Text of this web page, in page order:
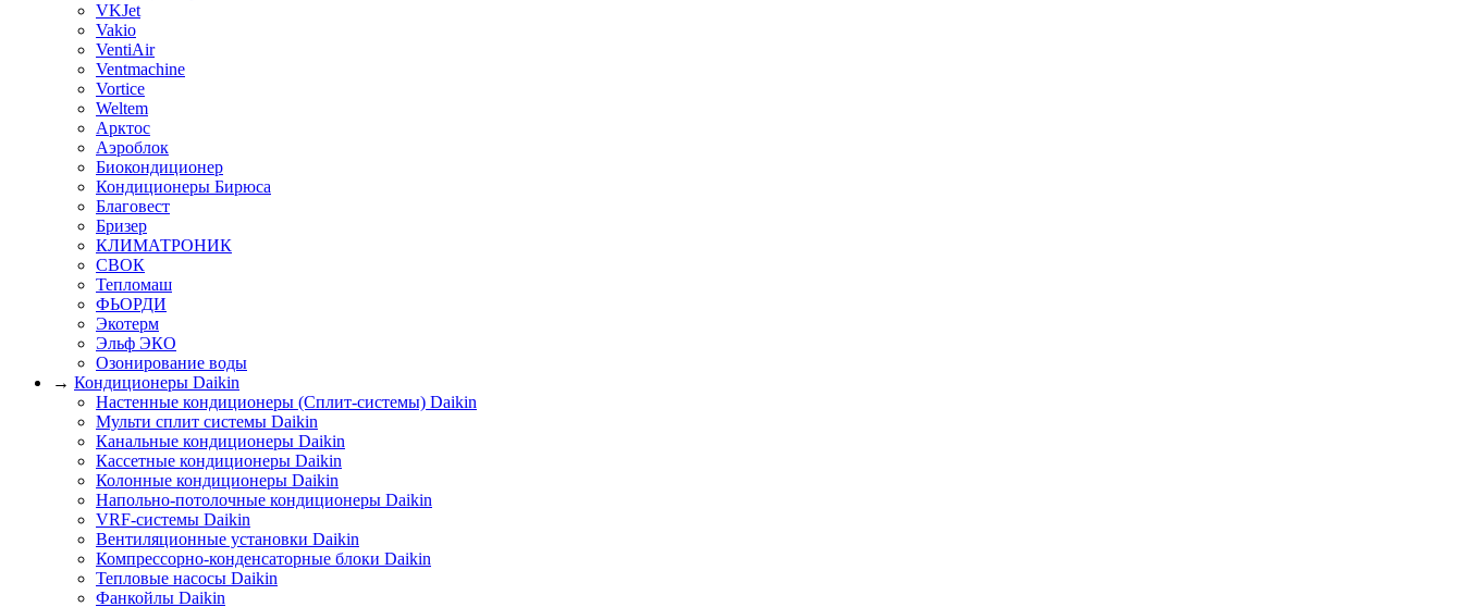
VKJet
Vakio
VentiAir
Ventmachine
Vortice
Weltem
Арктос
Аэроблок
Биокондиционер
Кондиционеры Бирюса
Благовест
Бризер
КЛИМАТРОНИК
СВОК
Тепломаш
ФЬОРДИ
Экотерм
Эльф ЭКО
Озонирование воды
→ Кондиционеры Daikin
Настенные кондиционеры (Сплит-системы) Daikin
Мульти сплит системы Daikin
Канальные кондиционеры Daikin
Кассетные кондиционеры Daikin
Колонные кондиционеры Daikin
Напольно-потолочные кондиционеры Daikin
VRF-системы Daikin
Вентиляционные установки Daikin
Компрессорно-конденсаторные блоки Daikin
Тепловые насосы Daikin
Фанкойлы Daikin